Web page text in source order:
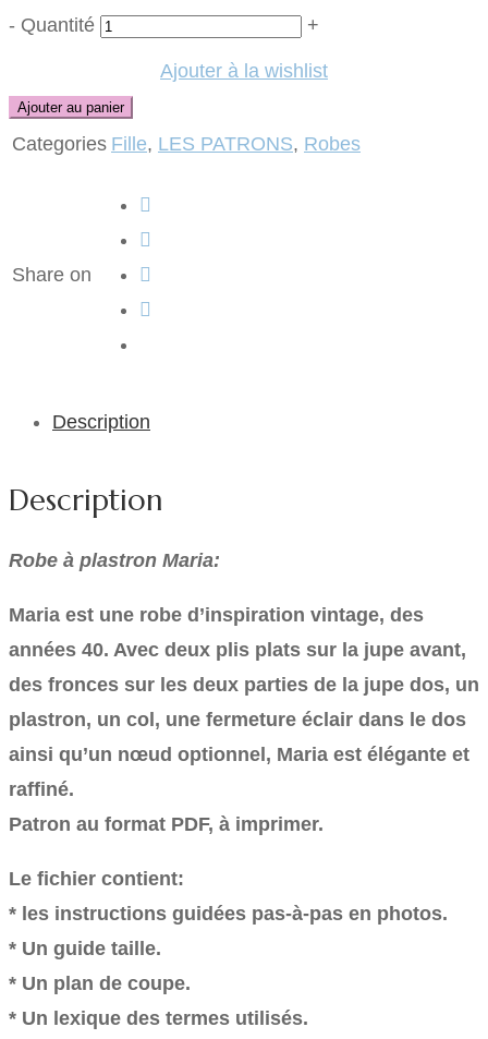
- Quantité +
Ajouter à la wishlist
Ajouter au panier
Categories Fille, LES PATRONS, Robes
Share on
Description
Description
Robe à plastron Maria:
Maria est une robe d’inspiration vintage, des
années 40. Avec deux plis plats sur la jupe avant,
des fronces sur les deux parties de la jupe dos, un
plastron, un col, une fermeture éclair dans le dos
ainsi qu’un nœud optionnel, Maria est élégante et
raffiné.
Patron au format PDF, à imprimer.
Le fichier contient:
* les instructions guidées pas-à-pas en photos.
* Un guide taille.
* Un plan de coupe.
* Un lexique des termes utilisés.